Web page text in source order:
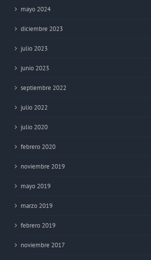
mayo 2024
diciembre 2023
julio 2023
junio 2023
septiembre 2022
julio 2022
julio 2020
febrero 2020
noviembre 2019
mayo 2019
marzo 2019
febrero 2019
noviembre 2017